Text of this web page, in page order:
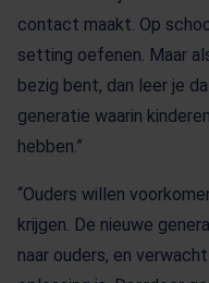
contact maakt. Op
setting oefenen. Maar
bezig bent, dan leer je
generatie waarin
hebben.”
“Ouders willen
krijgen. De nieuwe
naar ouders, en